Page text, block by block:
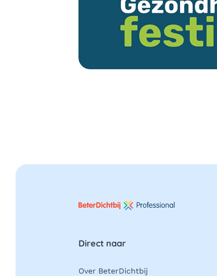
Direct naar
Over BeterDichtbij